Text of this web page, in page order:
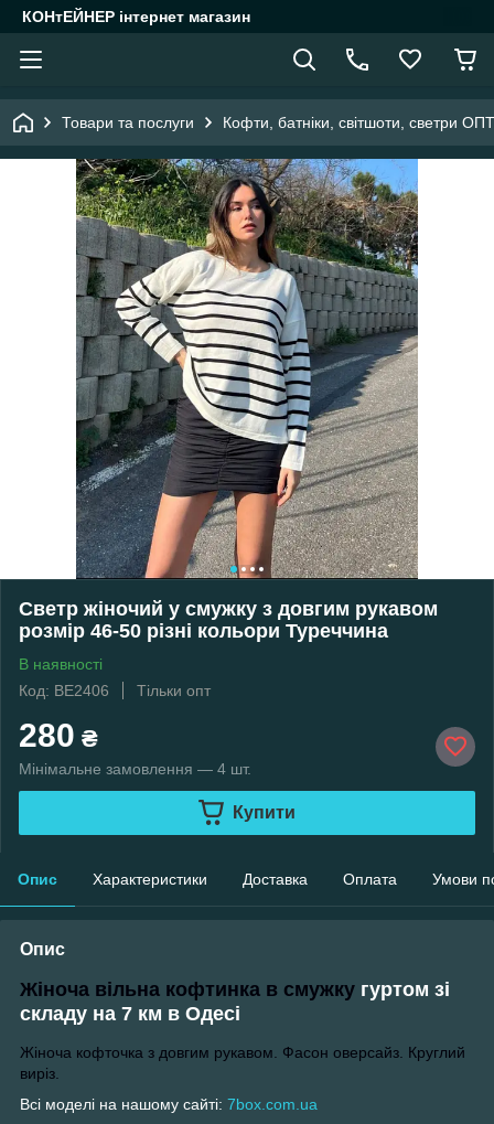
КОНтЕЙНЕР інтернет магазин
Товари та послуги Кофти, батніки, світшоти, светри
Светр жіночий у смужку з довгим рукавом
розмір 46-50 різні кольори Туреччина
В наявності
Код: ВЕ2406
Тільки опт
280 ₴
Мінімальне замовлення — 4 шт.
Купити
Опис Характеристики Доставка Оплата Умови
Опис
Жіноча вільна кофтинка в смужку гуртом зі
складу на 7 км в Одесі
Жіноча кофточка з довгим рукавом. Фасон оверсайз. Круглий
виріз.
Всі моделі на нашому сайті: 7box.com.ua